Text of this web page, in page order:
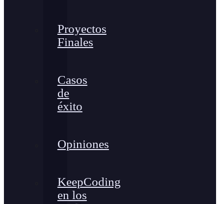
Proyectos
Finales
Casos
de
éxito
Opiniones
KeepCoding
en los